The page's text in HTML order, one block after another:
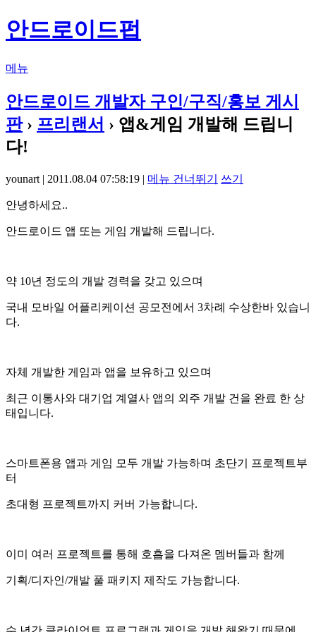
안드로이드펍
메뉴
안드로이드 개발자 구인/구직/홍보 게시
판› 프리랜서 › 앱&게임 개발해 드립니
다!
younart | 2011.08.04 07:58:19 | 메뉴 건너뛰기 쓰기
안녕하세요..
안드로이드 앱 또는 게임 개발해 드립니다.
약 10년 정도의 개발 경력을 갖고 있으며
국내 모바일 어플리케이션 공모전에서 3차례 수상한바 있습니
다.
자체 개발한 게임과 앱을 보유하고 있으며
최근 이통사와 대기업 계열사 앱의 외주 개발 건을 완료 한 상
태입니다.
스마트폰용 앱과 게임 모두 개발 가능하며 초단기 프로젝트부
터
초대형 프로젝트까지 커버 가능합니다.
이미 여러 프로젝트를 통해 호흡을 다져온 멤버들과 함께
기획/디자인/개발 풀 패키지 제작도 가능합니다.